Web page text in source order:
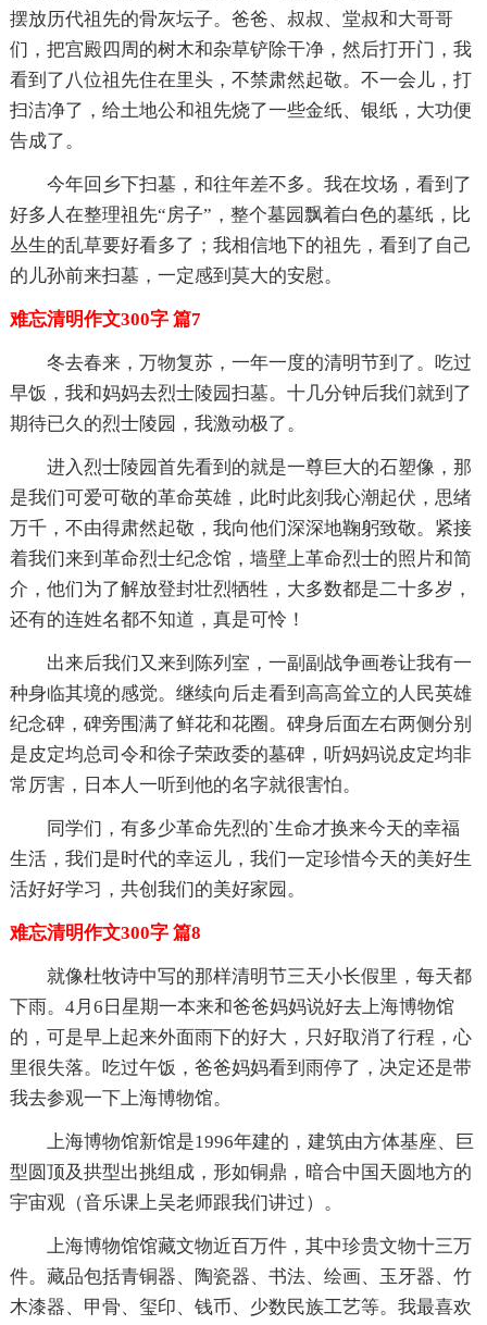
摆放历代祖先的骨灰坛子。爸爸、叔叔、堂叔和大哥哥
们，把宫殿四周的树木和杂草铲除干净，然后打开门，我
看到了八位祖先住在里头，不禁肃然起敬。不一会儿，打
扫洁净了，给土地公和祖先烧了一些金纸、银纸，大功便
告成了。
今年回乡下扫墓，和往年差不多。我在坟场，看到了
好多人在整理祖先“房子”，整个墓园飘着白色的墓纸，比
丛生的乱草要好看多了；我相信地下的祖先，看到了自己
的儿孙前来扫墓，一定感到莫大的安慰。
难忘清明作文300字 篇7
冬去春来，万物复苏，一年一度的清明节到了。吃过
早饭，我和妈妈去烈士陵园扫墓。十几分钟后我们就到了
期待已久的烈士陵园，我激动极了。
进入烈士陵园首先看到的就是一尊巨大的石塑像，那
是我们可爱可敬的革命英雄，此时此刻我心潮起伏，思绪
万千，不由得肃然起敬，我向他们深深地鞠躬致敬。紧接
着我们来到革命烈士纪念馆，墙壁上革命烈士的照片和简
介，他们为了解放登封壮烈牺牲，大多数都是二十多岁，
还有的连姓名都不知道，真是可怜！
出来后我们又来到陈列室，一副副战争画卷让我有一
种身临其境的感觉。继续向后走看到高高耸立的人民英雄
纪念碑，碑旁围满了鲜花和花圈。碑身后面左右两侧分别
是皮定均总司令和徐子荣政委的墓碑，听妈妈说皮定均非
常厉害，日本人一听到他的名字就很害怕。
同学们，有多少革命先烈的`生命才换来今天的幸福
生活，我们是时代的幸运儿，我们一定珍惜今天的美好生
活好好学习，共创我们的美好家园。
难忘清明作文300字 篇8
就像杜牧诗中写的那样清明节三天小长假里，每天都
下雨。4月6日星期一本来和爸爸妈妈说好去上海博物馆
的，可是早上起来外面雨下的好大，只好取消了行程，心
里很失落。吃过午饭，爸爸妈妈看到雨停了，决定还是带
我去参观一下上海博物馆。
上海博物馆新馆是1996年建的，建筑由方体基座、巨
型圆顶及拱型出挑组成，形如铜鼎，暗合中国天圆地方的
宇宙观（音乐课上吴老师跟我们讲过）。
上海博物馆馆藏文物近百万件，其中珍贵文物十三万
件。藏品包括青铜器、陶瓷器、书法、绘画、玉牙器、竹
木漆器、甲骨、玺印、钱币、少数民族工艺等。我最喜欢